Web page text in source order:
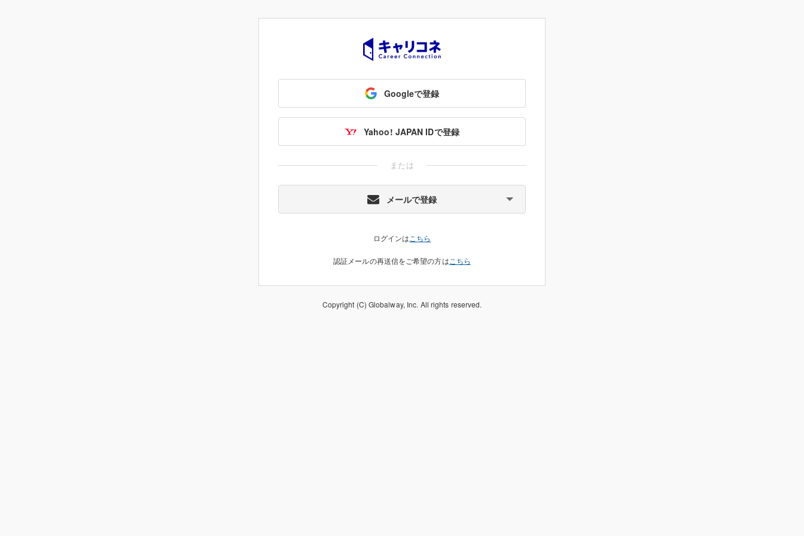
Googleで登録
Yahoo! JAPAN IDで登録
または
メールで登録
ログインは こちら
認証メールの再送信をご希望の方は こちら
Copyright (C) Globalway, Inc. All rights reserved.